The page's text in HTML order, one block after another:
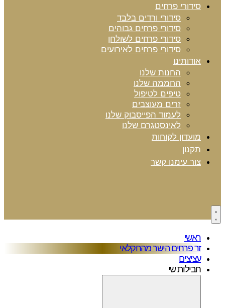
סידורי פרחים
סידורי ורדים בלבד
סידורי פרחים גבוהים
סידורי פרחים לשולחן
סידורי פרחים לאירועים
אודותינו
החנות שלנו
החממה שלנו
טיפים לטיפול
זרים מעוצבים
לעמוד הפייסבוק שלנו
לאינסטגרם שלנו
מועדון לקוחות
תקנון
צור עימנו קשר
ראשי
זר פרחים הישר מהחקלאי
עציצים
חבילות שי